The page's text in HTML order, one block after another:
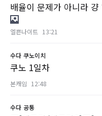
배율이 문제가 아니라
엘쁜나이트 13:21
수다 쿠노이치
쿠노 1일차
본캐임 12:48
수다 공통